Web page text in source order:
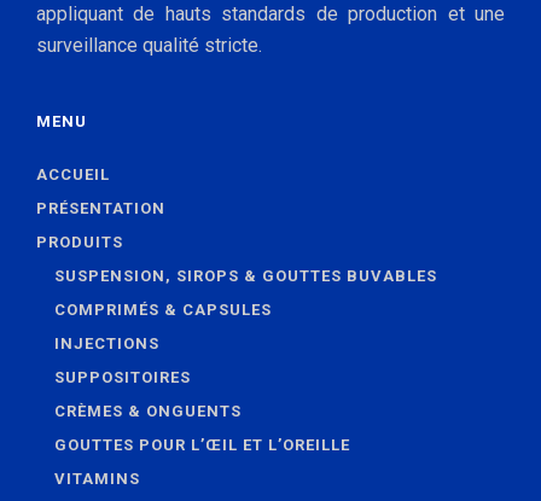
appliquant de hauts standards de production et une
surveillance qualité stricte.
MENU
ACCUEIL
PRÉSENTATION
PRODUITS
SUSPENSION, SIROPS & GOUTTES BUVABLES
COMPRIMÉS & CAPSULES
INJECTIONS
SUPPOSITOIRES
CRÈMES & ONGUENTS
GOUTTES POUR L’ŒIL ET L’OREILLE
VITAMINS